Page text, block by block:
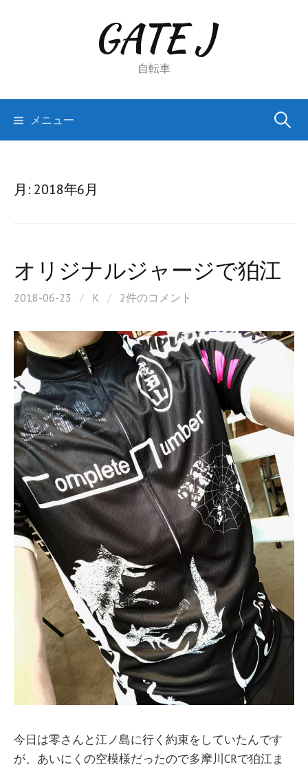
キ
GATE J
自転車
メニュー 検
月: 2018年6月
オリジナルジャージで狛江
2018-06-23 / K / 2件のコメント
今日は零さんと江ノ島に行く約束をしていたんです
が、あいにくの空模様だったので多摩川CRで狛江ま